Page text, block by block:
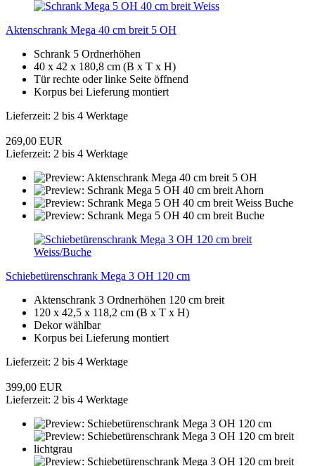
Aktenschrank Mega 40 cm breit 5 OH
Schrank 5 Ordnerhöhen
40 x 42 x 180,8 cm (B x T x H)
Tür rechte oder linke Seite öffnend
Korpus bei Lieferung montiert
Lieferzeit: 2 bis 4 Werktage
269,00 EUR
Lieferzeit: 2 bis 4 Werktage
Schiebetürenschrank Mega 3 OH 120 cm
Aktenschrank 3 Ordnerhöhen 120 cm breit
120 x 42,5 x 118,2 cm (B x T x H)
Dekor wählbar
Korpus bei Lieferung montiert
Lieferzeit: 2 bis 4 Werktage
399,00 EUR
Lieferzeit: 2 bis 4 Werktage